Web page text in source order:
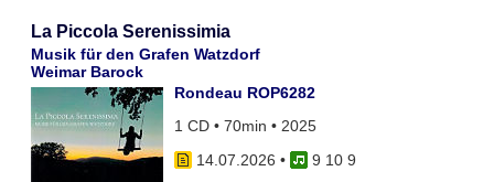
La Piccola Serenissimia
Musik für den Grafen Watzdorf
Weimar Barock
Rondeau ROP6282
1 CD • 70min • 2025
14.07.2026 •
9 10 9